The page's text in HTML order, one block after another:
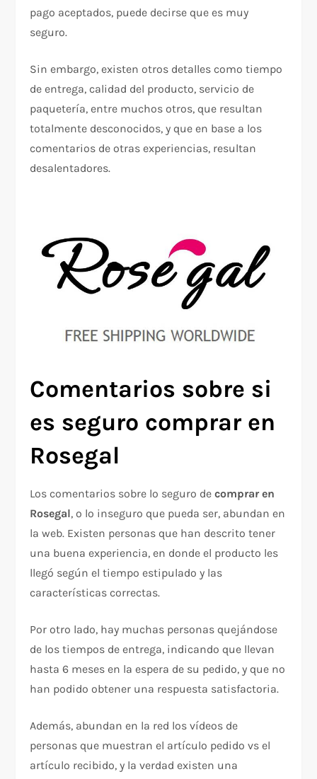
pago aceptados, puede decirse que es muy
seguro.
Sin embargo, existen otros detalles como tiempo
de entrega, calidad del producto, servicio de
paquetería, entre muchos otros, que resultan
totalmente desconocidos, y que en base a los
comentarios de otras experiencias, resultan
desalentadores.
Comentarios sobre si
es seguro comprar en
Rosegal
Los comentarios sobre lo seguro decomprar en
Rosegal, o lo inseguro que pueda ser, abundan en
la web. Existen personas que han descrito tener
una buena experiencia, en donde el producto les
llegó según el tiempo estipulado y las
características correctas.
Por otro lado, hay muchas personas quejándose
de los tiempos de entrega, indicando que llevan
hasta 6 meses en la espera de su pedido, y que no
han podido obtener una respuesta satisfactoria.
Además, abundan en la red los vídeos de
personas que muestran el artículo pedido vs el
artículo recibido, y la verdad existen una